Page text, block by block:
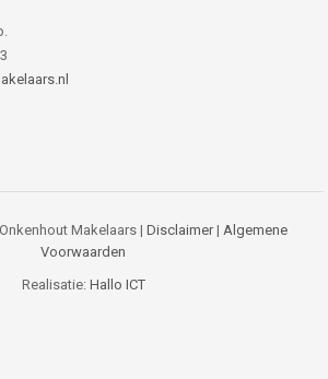
Makelaars | Disclaimer| Algemene
Voorwaarden
Realisatie: Hallo ICT